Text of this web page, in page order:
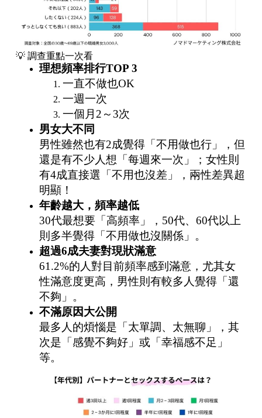
💡 調查重點一次看
理想頻率排行TOP 3
一直不做也OK
一週一次
一個月2～3次
男女大不同
男性雖然也有2成覺得「不用做也行」，但
還是有不少人想「每週來一次」；女性則
有4成直接選「不用也沒差」，兩性差異超
明顯！
年齡越大，頻率越低
30代最想要「高頻率」，50代、60代以上
則多半覺得「不用做也沒關係」。
超過6成夫妻對現狀滿意
61.2%的人對目前頻率感到滿意，尤其女
性滿意度更高，男性則有較多人覺得「還
不夠」。
不滿原因大公開
最多人的煩惱是「太單調、太無聊」，其
次是「感覺不夠好」或「幸福感不足」
等。